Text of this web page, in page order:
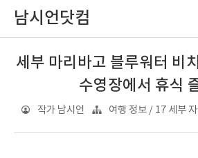
남시언닷컴
세부 마리바고 블루워터 비
수영장에서 휴식
작가 남시언 여행 정보 / 17 세부